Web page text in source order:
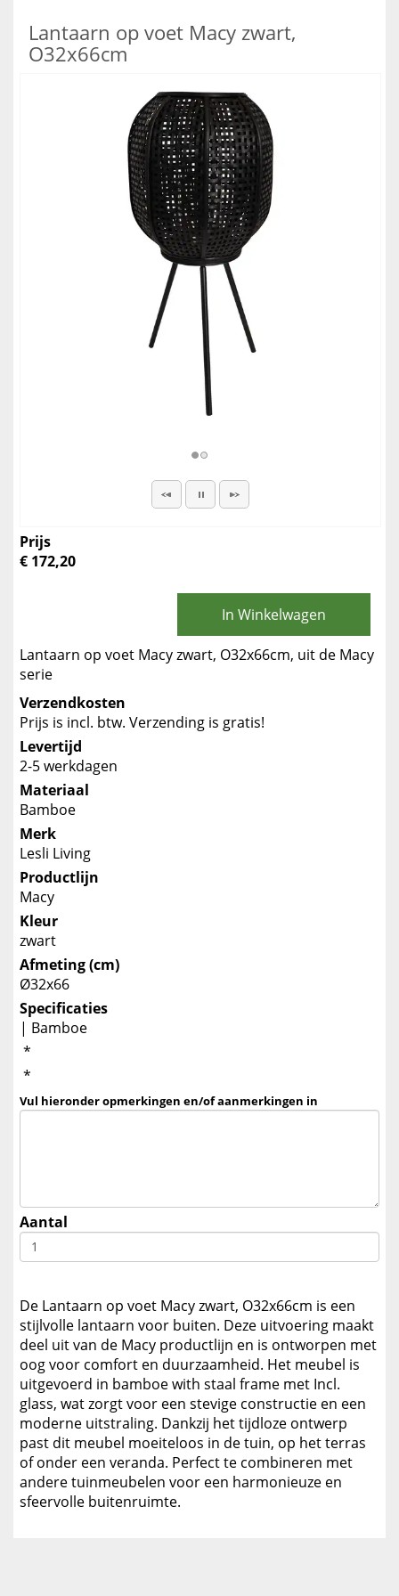
Lantaarn op voet Macy zwart,
O32x66cm
Prijs
€ 172,20
In Winkelwagen
Lantaarn op voet Macy zwart, O32x66cm, uit de Macy
serie
Verzendkosten
Prijs is incl. btw. Verzending is gratis!
Levertijd
2-5 werkdagen
Materiaal
Bamboe
Merk
Lesli Living
Productlijn
Macy
Kleur
zwart
Afmeting (cm)
Ø32x66
Specificaties
| Bamboe
*
*
Vul hieronder opmerkingen en/of aanmerkingen in
Aantal
De Lantaarn op voet Macy zwart, O32x66cm is een
stijlvolle lantaarn voor buiten. Deze uitvoering maakt
deel uit van de Macy productlijn en is ontworpen met
oog voor comfort en duurzaamheid. Het meubel is
uitgevoerd in bamboe with staal frame met Incl.
glass, wat zorgt voor een stevige constructie en een
moderne uitstraling. Dankzij het tijdloze ontwerp
past dit meubel moeiteloos in de tuin, op het terras
of onder een veranda. Perfect te combineren met
andere tuinmeubelen voor een harmonieuze en
sfeervolle buitenruimte.